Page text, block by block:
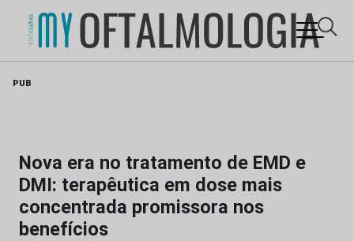
PUB
Nova era no tratamento de EMD e
DMI: terapêutica em dose mais
concentrada promissora nos
benefícios